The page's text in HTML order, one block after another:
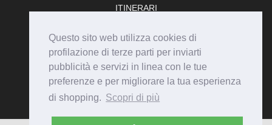
Questo sito web utilizza cookies di
profilazione di terze parti per inviarti
pubblicità e servizi in linea con le tue
preferenze e per migliorare la tua esperienza
di shopping. Scopri di più
ITINERARI
ADERISCI